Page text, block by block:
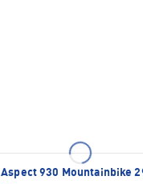
Aspect 930 Mountainbike